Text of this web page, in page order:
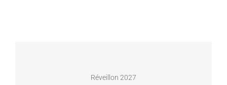
Réveillon 2027